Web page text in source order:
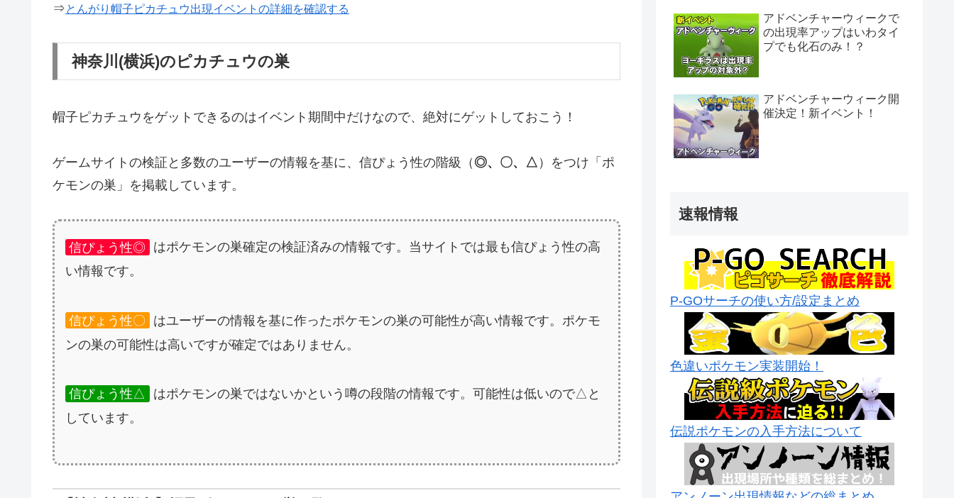
⇒とんがり帽子ピカチュウ出現イベントの詳細を確認する
神奈川(横浜)のピカチュウの巣
帽子ピカチュウをゲットできるのはイベント期間中だけなので、絶対にゲットしておこう！
ゲームサイトの検証と多数のユーザーの情報を基に、信ぴょう性の階級（ ◎、〇、△ ）をつけ「ポ
ケモンの巣」を掲載しています。
信ぴょう性◎
はポケモンの巣確定の検証済みの情報です。当サイトでは最も信ぴょう性の高
い情報です。
信ぴょう性〇
はユーザーの情報を基に作ったポケモンの巣の可能性が高い情報です。ポケモ
ンの巣の可能性は高いですが確定ではありません。
信ぴょう性△
はポケモンの巣ではないかという噂の段階の情報です。可能性は低いので△と
しています。
アドベンチャーウィークで
の出現率アップはいわタイ
プでも化石のみ！？
アドベンチャーウィーク開
催決定！新イベント！
速報情報
P-GOサーチの使い方/設定まとめ
色違いポケモン実装開始！
伝説ポケモンの入手方法について